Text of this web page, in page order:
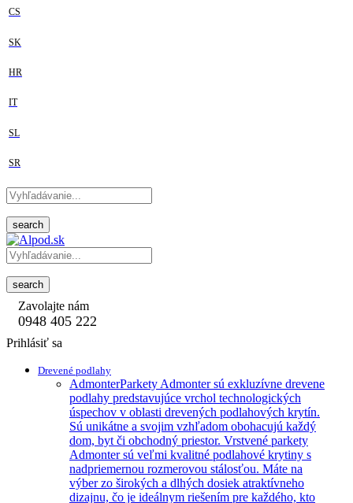
CS
SK
HR
IT
SL
SR
search
search
Zavolajte nám
0948 405 222
Prihlásiť sa
Drevené podlahy
AdmonterParkety Admonter sú exkluzívne drevene
podlahy predstavujúce vrchol technologických
úspechov v oblasti drevených podlahových krytín.
Sú unikátne a svojim vzhľadom obohacujú každý
dom, byt či obchodný priestor. Vrstvené parkety
Admonter sú veľmi kvalitné podlahové krytiny s
nadpriemernou rozmerovou stálosťou. Máte na
výber zo širokých a dlhých dosiek atraktívneho
dizajnu, čo je ideálnym riešením pre každého, kto